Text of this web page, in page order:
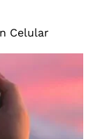
Celular